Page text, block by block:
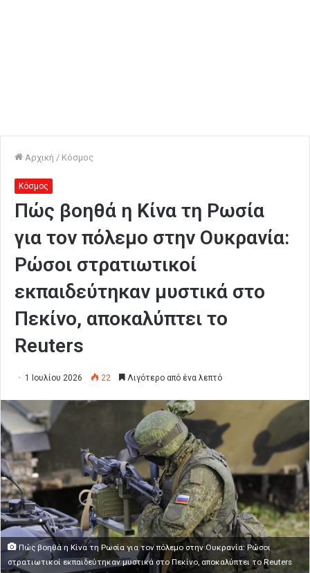
Αρχική / Κόσμος
Κόσμος
Πώς βοηθά η Κίνα τη Ρωσία
για τον πόλεμο στην Ουκρανία:
Ρώσοι στρατιωτικοί
εκπαιδεύτηκαν μυστικά στο
Πεκίνο, αποκαλύπτει το
Reuters
1 Ιουλίου 2026 22 Λιγότερο από ένα λεπτό
Πώς βοηθά η Κίνα τη Ρωσία για τον πόλεμο στην Ουκρανία: Ρώσοι
στρατιωτικοί εκπαιδεύτηκαν μυστικά στο Πεκίνο, αποκαλύπτει το Reuters